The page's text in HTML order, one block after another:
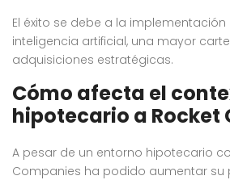
El éxito se debe a la
inteligencia artificial, una mayor
adquisiciones estratégicas.
Cómo afecta el
hipotecario a Rocket
A pesar de un entorno hipotecario
Companies ha podido aumentar su